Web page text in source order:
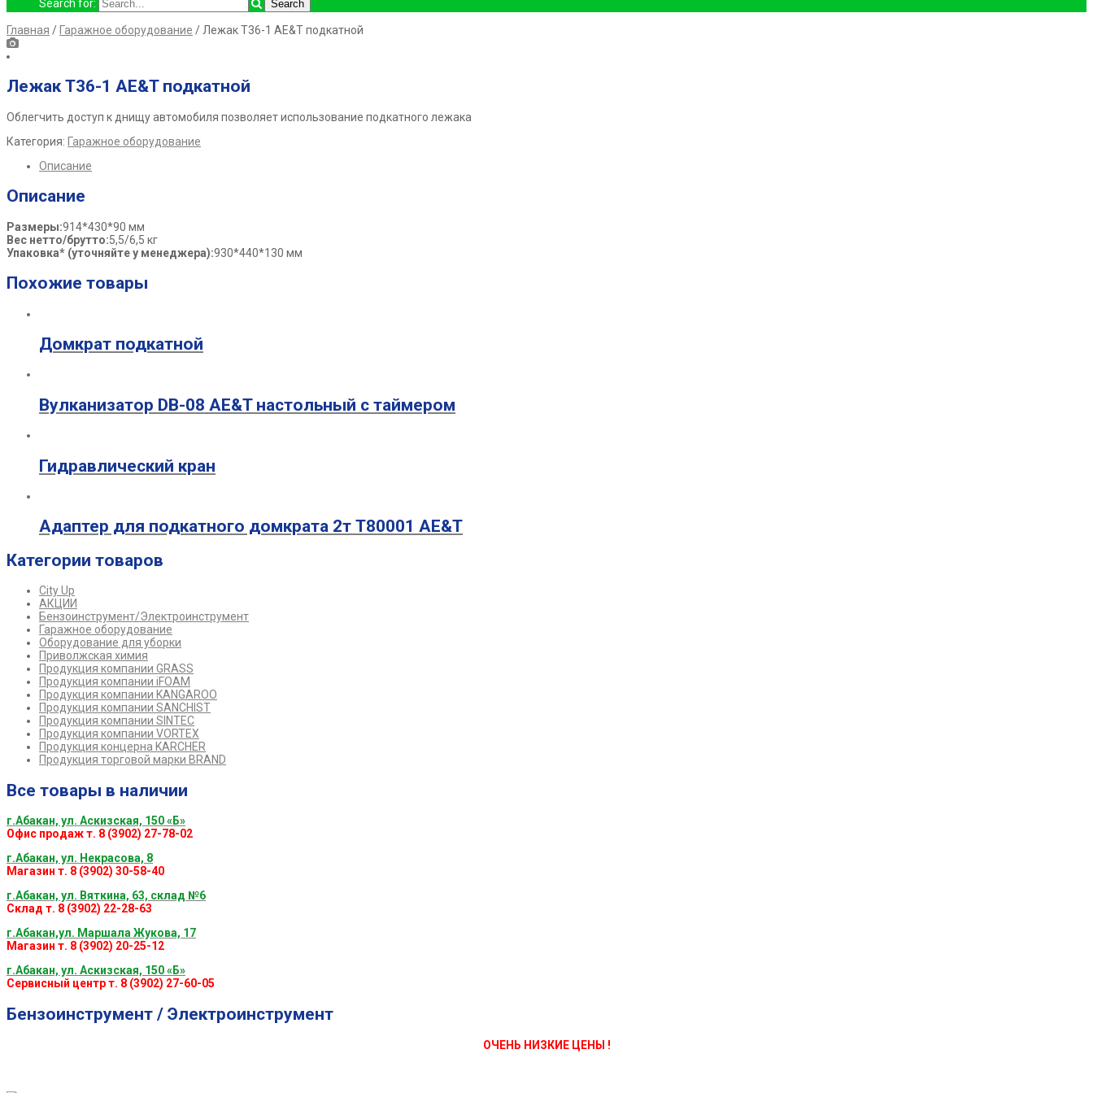
Search for:
Главная / Гаражное оборудование / Лежак Т36-1 AE&T подкатной
Лежак Т36-1 AE&T подкатной
Облегчить доступ к днищу автомобиля позволяет использование подкатного лежака
Категория: Гаражное оборудование
Описание
Описание
Размеры:914*430*90 мм
Вес нетто/брутто:5,5/6,5 кг
Упаковка* (уточняйте у менеджера):930*440*130 мм
Похожие товары
Домкрат подкатной
Вулканизатор DB-08 AE&T настольный с таймером
Гидравлический кран
Адаптер для подкатного домкрата 2т Т80001 AE&T
Категории товаров
City Up
АКЦИИ
Бензоинструмент/Электроинструмент
Гаражное оборудование
Оборудование для уборки
Приволжская химия
Продукция компании GRASS
Продукция компании iFOAM
Продукция компании KANGAROO
Продукция компании SANCHIST
Продукция компании SINTEC
Продукция компании VORTEX
Продукция концерна KARCHER
Продукция торговой марки BRAND
Все товары в наличии
г.Абакан, ул. Аскизская, 150 «Б»
Офис продаж т. 8 (3902) 27-78-02
г.Абакан, ул. Некрасова, 8
Магазин т. 8 (3902) 30-58-40
г.Абакан, ул. Вяткина, 63, склад №6
Склад т. 8 (3902) 22-28-63
г.Абакан,ул. Маршала Жукова, 17
Магазин т. 8 (3902) 20-25-12
г.Абакан, ул. Аскизская, 150 «Б»
Сервисный центр т. 8 (3902) 27-60-05
Бензоинструмент / Электроинструмент
ОЧЕНЬ НИЗКИЕ ЦЕНЫ !